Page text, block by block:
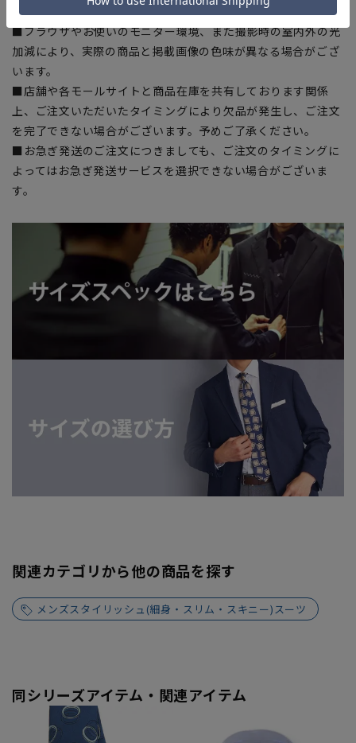
商品もございます。
■ブラウザやお使いのモニター環境、また撮影時の室内外の光
加減により、実際の商品と掲載画像の色味が異なる場合がござ
います。
■店舗や各モールサイトと商品在庫を共有しております関係
上、ご注文いただいたタイミングにより欠品が発生し、ご注文
を完了できない場合がございます。予めご了承ください。
■お急ぎ発送のご注文につきましても、ご注文のタイミングに
よってはお急ぎ発送サービスを選択できない場合がございま
す。
関連カテゴリから他の商品を探す
メンズスタイリッシュ(細身・スリム・スキニー)スーツ
同シリーズアイテム・関連アイテム